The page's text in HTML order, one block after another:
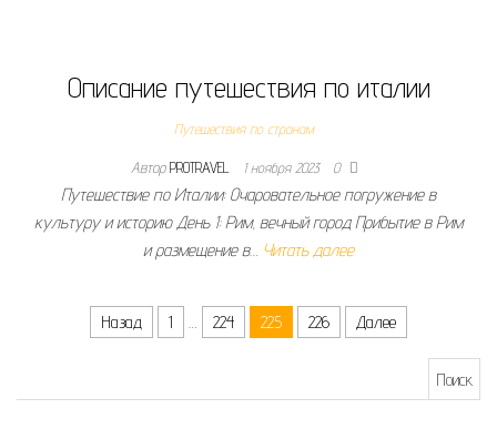
Описание путешествия по италии
Путешествия по странам
АвторPROTRAVEL 1 ноября 2023 0
Путешествие по Италии: Очаровательное погружение в
культуру и историю День 1: Рим, вечный город Прибытие в Рим
и размещение в… Читать далее
Пагинация записей
Назад 1 … 224 225 226 Далее